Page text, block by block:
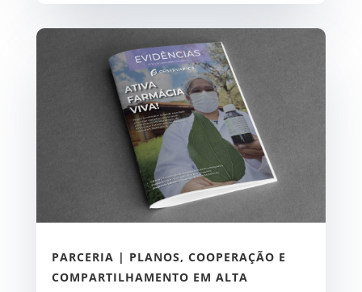
PARCERIA | PLANOS, COOPERAÇÃO E
COMPARTILHAMENTO EM ALTA